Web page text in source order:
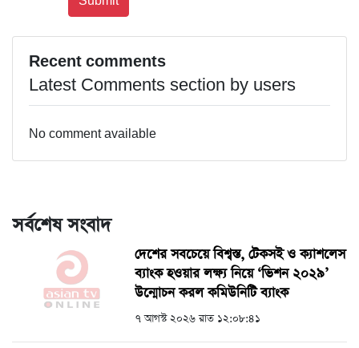
Recent comments
Latest Comments section by users
No comment available
সর্বশেষ সংবাদ
দেশের সবচেয়ে বিশ্বস্ত, টেকসই ও ক্যাশলেস
ব্যাংক হওয়ার লক্ষ্য নিয়ে ‘ভিশন ২০২৯’
উন্মোচন করল কমিউনিটি ব্যাংক
৭ আগস্ট ২০২৬ রাত ১২:০৮:৪১